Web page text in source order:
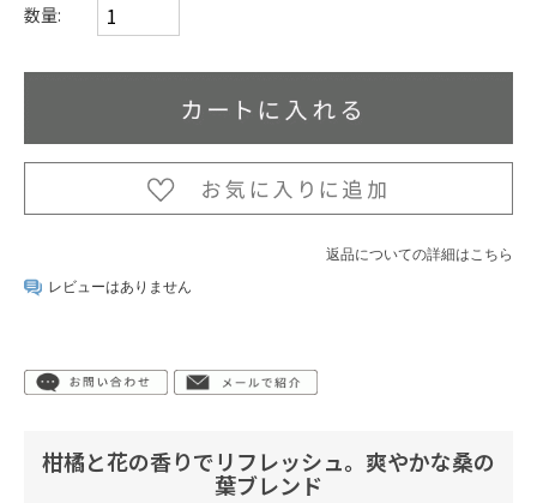
数量:
返品についての詳細はこちら
レビューはありません
柑橘と花の香りでリフレッシュ。爽やかな桑の
葉ブレンド